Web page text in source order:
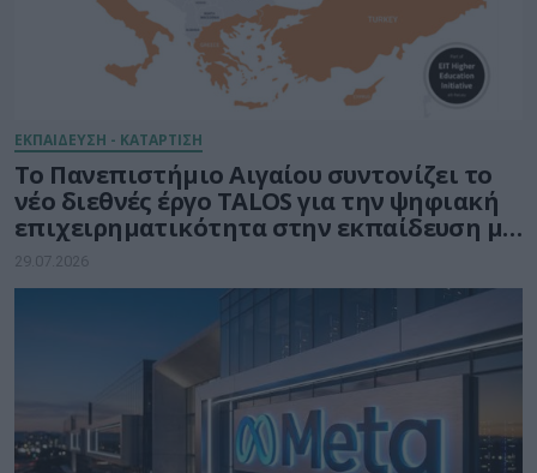
ΕΚΠΑΙΔΕΥΣΗ - ΚΑΤΑΡΤΙΣΗ
Το Πανεπιστήμιο Αιγαίου συντονίζει το
νέο διεθνές έργο TALOS για την ψηφιακή
επιχειρηματικότητα στην εκπαίδευση με
τη δύναμη της Τεχνητής Νοημοσύνης
29.07.2026